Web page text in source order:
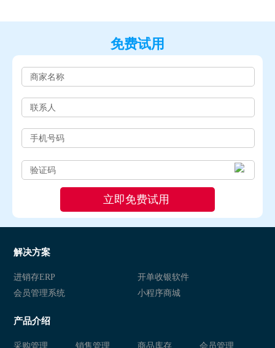
免费试用
解决方案
进销存ERP
开单收银软件
会员管理系统
小程序商城
产品介绍
采购管理 销售管理 商品库存 会员管理